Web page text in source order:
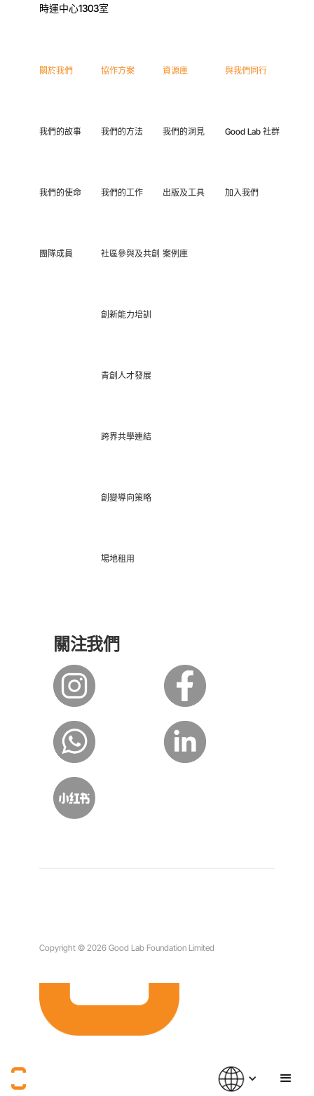
時運中心1303室
關於我們
我們的故事
我們的使命
團隊成員
協作方案
我們的方法
我們的工作
社區參與及共創
創新能力培訓
青創人才發展
跨界共學連結
創變導向策略
場地租用
資源庫
我們的洞見
出版及工具
案例庫
與我們同行
Good Lab 社群
加入我們
關注我們
Copyright © 2026 Good Lab Foundation Limited